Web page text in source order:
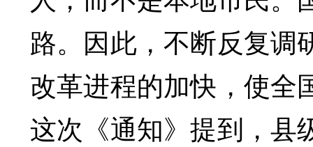
路。因此，不断反复调
改革进程的加快，使全
这次《通知》提到，县